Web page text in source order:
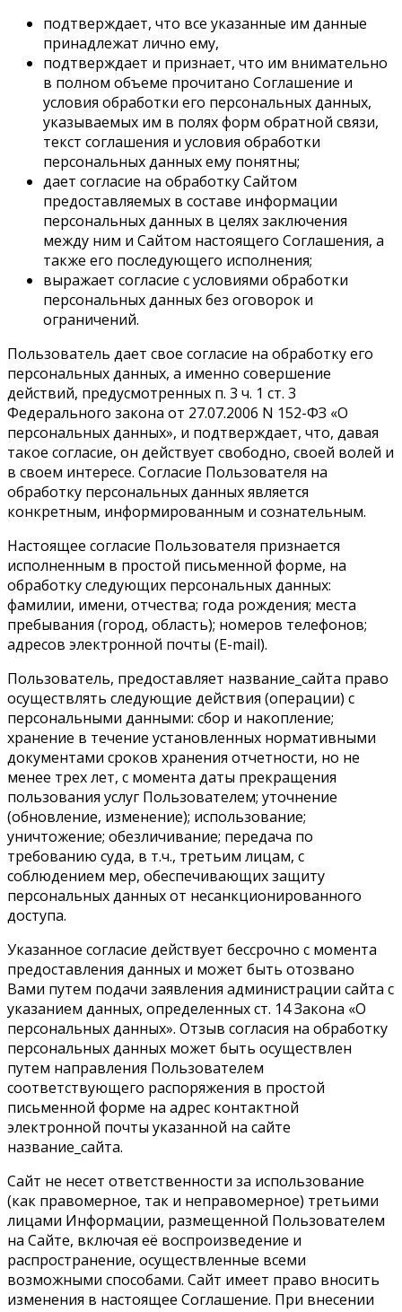
подтверждает, что все указанные им данные
принадлежат лично ему,
подтверждает и признает, что им внимательно
в полном объеме прочитано Соглашение и
условия обработки его персональных данных,
указываемых им в полях форм обратной связи,
текст соглашения и условия обработки
персональных данных ему понятны;
дает согласие на обработку Сайтом
предоставляемых в составе информации
персональных данных в целях заключения
между ним и Сайтом настоящего Соглашения, а
также его последующего исполнения;
выражает согласие с условиями обработки
персональных данных без оговорок и
ограничений.
Пользователь дает свое согласие на обработку его
персональных данных, а именно совершение
действий, предусмотренных п. 3 ч. 1 ст. 3
Федерального закона от 27.07.2006 N 152-ФЗ «О
персональных данных», и подтверждает, что, давая
такое согласие, он действует свободно, своей волей и
в своем интересе. Согласие Пользователя на
обработку персональных данных является
конкретным, информированным и сознательным.
Настоящее согласие Пользователя признается
исполненным в простой письменной форме, на
обработку следующих персональных данных:
фамилии, имени, отчества; года рождения; места
пребывания (город, область); номеров телефонов;
адресов электронной почты (E-mail).
Пользователь, предоставляет название_сайта право
осуществлять следующие действия (операции) с
персональными данными: сбор и накопление;
хранение в течение установленных нормативными
документами сроков хранения отчетности, но не
менее трех лет, с момента даты прекращения
пользования услуг Пользователем; уточнение
(обновление, изменение); использование;
уничтожение; обезличивание; передача по
требованию суда, в т.ч., третьим лицам, с
соблюдением мер, обеспечивающих защиту
персональных данных от несанкционированного
доступа.
Указанное согласие действует бессрочно с момента
предоставления данных и может быть отозвано
Вами путем подачи заявления администрации сайта с
указанием данных, определенных ст. 14 Закона «О
персональных данных». Отзыв согласия на обработку
персональных данных может быть осуществлен
путем направления Пользователем
соответствующего распоряжения в простой
письменной форме на адрес контактной
электронной почты указанной на сайте
название_сайта.
Сайт не несет ответственности за использование
(как правомерное, так и неправомерное) третьими
лицами Информации, размещенной Пользователем
на Сайте, включая её воспроизведение и
распространение, осуществленные всеми
возможными способами. Сайт имеет право вносить
изменения в настоящее Соглашение. При внесении